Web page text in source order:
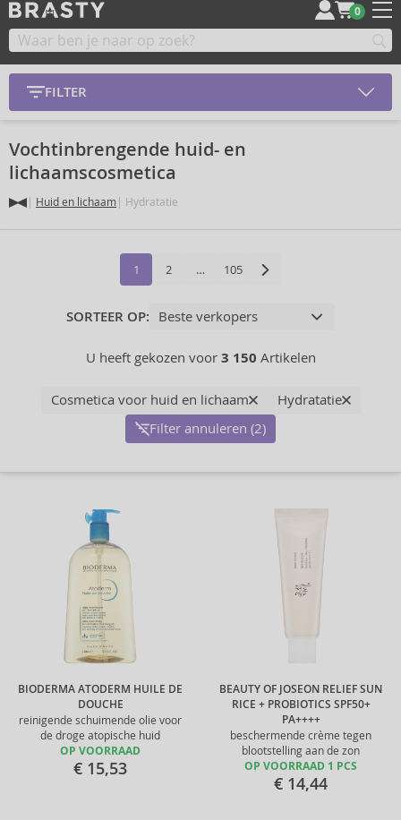
0
FILTER
Vochtinbrengende huid- en
lichaamscosmetica
Huid en lichaam Hydratatie
1 2 … 105
SORTEER OP:
U heeft gekozen voor 3 150 Artikelen
Cosmetica voor huid en lichaam
Hydratatie
Filter annuleren (2)
BIODERMA ATODERM HUILE DE
DOUCHE
reinigende schuimende olie voor
de droge atopische huid
OP VOORRAAD
€ 15,53
BEAUTY OF JOSEON RELIEF SUN
RICE + PROBIOTICS SPF50+
PA++++
beschermende crème tegen
blootstelling aan de zon
OP VOORRAAD 1 PCS
€ 14,44